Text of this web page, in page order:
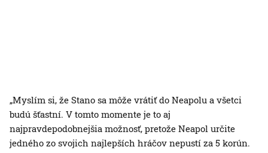
„Myslím si, že Stano sa môže vrátiť do Neapolu a všetci
budú šťastní. V tomto momente je to aj
najpravdepodobnejšia možnosť, pretože Neapol určite
jedného zo svojich najlepších hráčov nepustí za 5 korún.